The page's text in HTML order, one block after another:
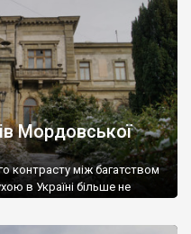
Мордовської
контрасту між багатством
в Україні більше не